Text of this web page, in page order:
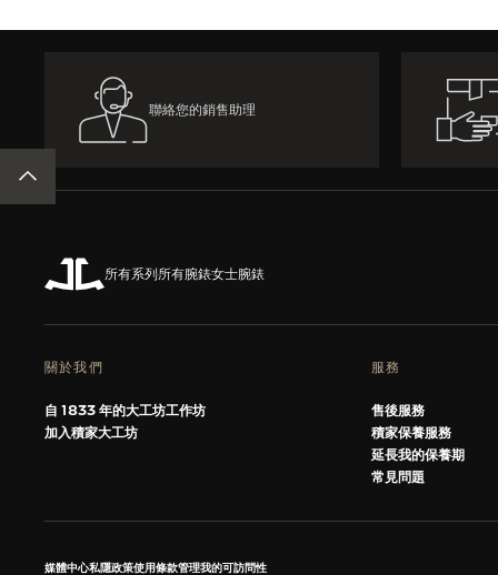
聯絡您的銷售助理
所有系列所有腕錶女士腕錶
關於我們
自 1833 年的大工坊工作坊
加入積家大工坊
服務
售後服務
積家保養服務
延長我的保養期
常見問題
媒體中心私隱政策使用條款管理我的可訪問性